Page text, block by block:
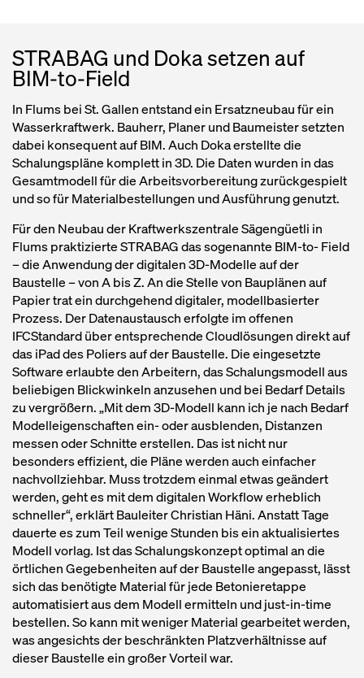
STRABAG und Doka setzen auf
BIM-to-Field
In Flums bei St. Gallen entstand ein Ersatzneubau für ein
Wasserkraftwerk. Bauherr, Planer und Baumeister setzten
dabei konsequent auf BIM. Auch Doka erstellte die
Schalungspläne komplett in 3D. Die Daten wurden in das
Gesamtmodell für die Arbeitsvorbereitung zurückgespielt
und so für Materialbestellungen und Ausführung genutzt.
Für den Neubau der Kraftwerkszentrale Sägengüetli in
Flums praktizierte STRABAG das sogenannte BIM-to- Field
– die Anwendung der digitalen 3D-Modelle auf der
Baustelle – von A bis Z. An die Stelle von Bauplänen auf
Papier trat ein durchgehend digitaler, modellbasierter
Prozess. Der Datenaustausch erfolgte im offenen
IFCStandard über entsprechende Cloudlösungen direkt auf
das iPad des Poliers auf der Baustelle. Die eingesetzte
Software erlaubte den Arbeitern, das Schalungsmodell aus
beliebigen Blickwinkeln anzusehen und bei Bedarf Details
zu vergrößern. „Mit dem 3D-Modell kann ich je nach Bedarf
Modelleigenschaften ein- oder ausblenden, Distanzen
messen oder Schnitte erstellen. Das ist nicht nur
besonders effizient, die Pläne werden auch einfacher
nachvollziehbar. Muss trotzdem einmal etwas geändert
werden, geht es mit dem digitalen Workflow erheblich
schneller“, erklärt Bauleiter Christian Häni. Anstatt Tage
dauerte es zum Teil wenige Stunden bis ein aktualisiertes
Modell vorlag. Ist das Schalungskonzept optimal an die
örtlichen Gegebenheiten auf der Baustelle angepasst, lässt
sich das benötigte Material für jede Betonieretappe
automatisiert aus dem Modell ermitteln und just-in-time
bestellen. So kann mit weniger Material gearbeitet werden,
was angesichts der beschränkten Platzverhältnisse auf
dieser Baustelle ein großer Vorteil war.